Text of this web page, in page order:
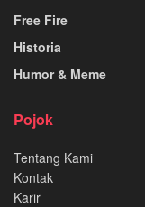
Free Fire
Historia
Humor & Meme
Pojok
Tentang Kami
Kontak
Karir